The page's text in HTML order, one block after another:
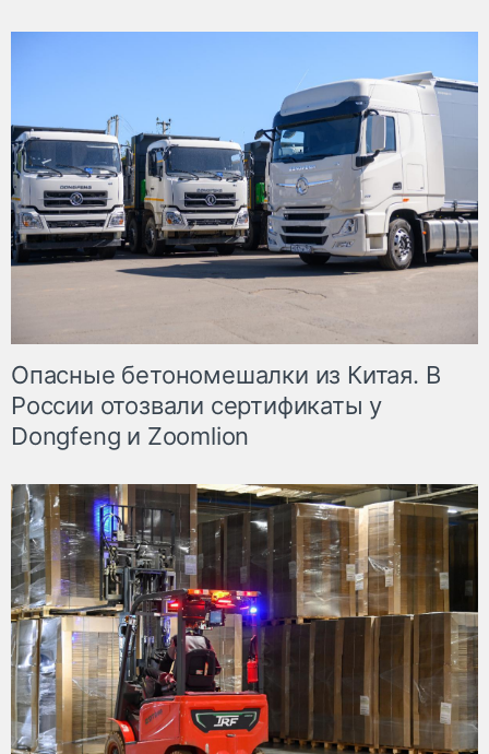
Опасные бетономешалки из Китая. В
России отозвали сертификаты у
Dongfeng и Zoomlion